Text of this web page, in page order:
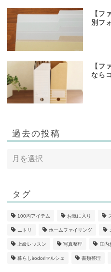
【フ
別フ
【フ
なら
過去の投稿
タグ
100均アイテム お気に入り
ニトリ ホームファイリング
上級レッスン 写真整理 庄内
暮らしirodoriマルシェ 書類整理